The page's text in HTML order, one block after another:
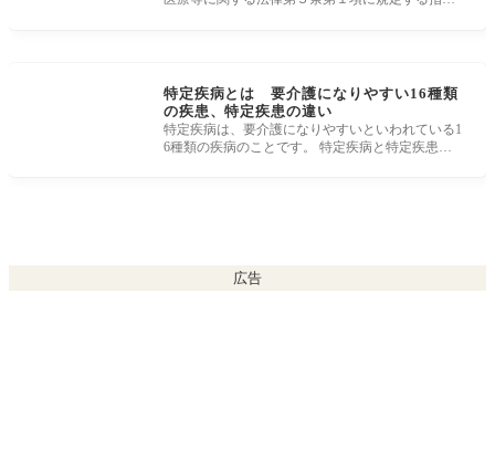
特定疾病とは 要介護になりやすい16種類
の疾患、特定疾患の違い
特定疾病は、要介護になりやすいといわれている1
6種類の疾病のことです。 特定疾病と特定疾患の
広告